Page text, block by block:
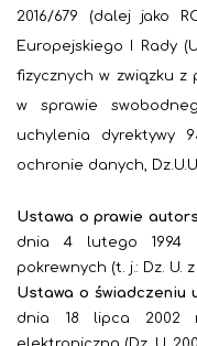
2016/679 (dalej jako
Europejskiego I Rady
fizycznych w związku
w sprawie
uchylenia dyrektywy
ochronie danych,
Ustawa o prawie
dnia 4 lutego 1994
pokrewnych (t. j.: Dz. U.
Ustawa o świadczeniu
dnia 18 lipca 2002